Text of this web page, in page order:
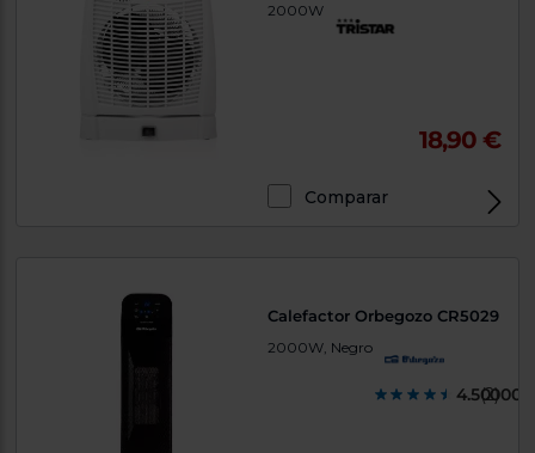
2000W
18,90 €
Comparar
Calefactor Orbegozo CR5029
2000W, Negro
(2)